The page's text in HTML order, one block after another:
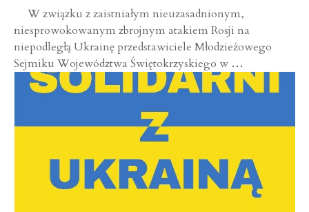
W związku z zaistniałym nieuzasadnionym,
niesprowokowanym zbrojnym atakiem Rosji na
niepodległą Ukrainę przedstawiciele Młodzieżowego
Sejmiku Województwa Świętokrzyskiego w …